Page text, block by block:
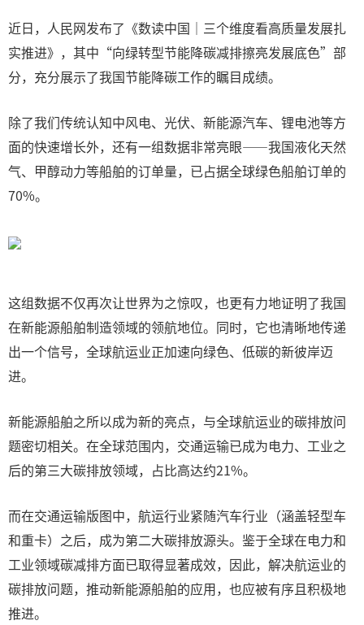
近日，人民网发布了《数读中国｜三个维度看高质量发展扎
实推进》，其中“向绿转型节能降碳减排擦亮发展底色”部
分，充分展示了我国节能降碳工作的瞩目成绩。
除了我们传统认知中风电、光伏、新能源汽车、锂电池等方
面的快速增长外，还有一组数据非常亮眼——我国液化天然
气、甲醇动力等船舶的订单量，已占据全球绿色船舶订单的
70%。
这组数据不仅再次让世界为之惊叹，也更有力地证明了我国
在新能源船舶制造领域的领航地位。同时，它也清晰地传递
出一个信号，全球航运业正加速向绿色、低碳的新彼岸迈
进。
新能源船舶之所以成为新的亮点，与全球航运业的碳排放问
题密切相关。在全球范围内，交通运输已成为电力、工业之
后的第三大碳排放领域，占比高达约21%。
而在交通运输版图中，航运行业紧随汽车行业（涵盖轻型车
和重卡）之后，成为第二大碳排放源头。鉴于全球在电力和
工业领域碳减排方面已取得显著成效，因此，解决航运业的
碳排放问题，推动新能源船舶的应用，也应被有序且积极地
推进。